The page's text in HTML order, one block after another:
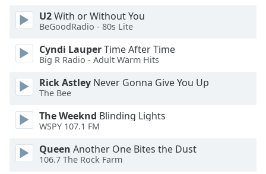
Size
Text
Edge
Font
Family
Reset
U2With or Without You
BeGoodRadio - 80s Lite
Cyndi LauperTime After Time
Big R Radio - Adult Warm Hits
Rick Astley Never Gonna Give You Up
The Bee
The Weeknd Blinding Lights
WSPY 107.1 FM
Queen Another One Bites the Dust
106.7 The Rock Farm